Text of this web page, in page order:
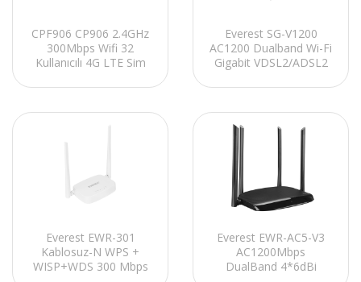
CPF906 CP906 2.4GHz
300Mbps Wifi 32
Kullanıcılı 4G LTE Sim
Everest SG-V1200
AC1200 Dualband Wi-Fi
Gigabit VDSL2/ADSL2
Kablosuz Modem
Everest EWR-301
Kablosuz-N WPS +
WISP+WDS 300 Mbps
Everest EWR-AC5-V3
AC1200Mbps
DualBand 4*6dBi